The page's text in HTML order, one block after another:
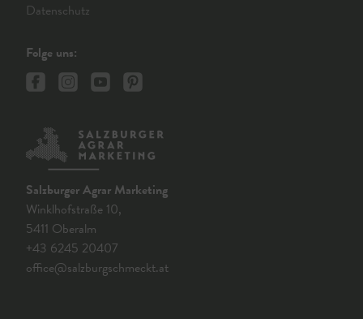
Datenschutz
Folge uns:
Salzburger Agrar Marketing
Winklhofstraße 10,
5411 Oberalm
+43 6245 20407
office@salzburgschmeckt.at